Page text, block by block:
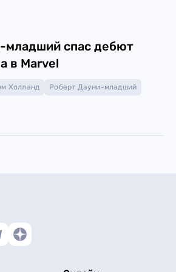
младший спас дебют
в Marvel
Холланд Роберт Дауни-младший